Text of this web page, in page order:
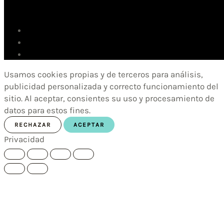
Usamos cookies propias y de terceros para análisis,
publicidad personalizada y correcto funcionamiento del
sitio. Al aceptar, consientes su uso y procesamiento de
datos para estos fines.
RECHAZAR ACEPTAR
Privacidad